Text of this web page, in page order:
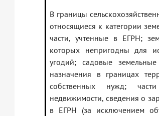
В границы
относящиеся к категории
части, учтенные в ЕГРН;
которых непригодны для
угодий; садовые
назначения в границах
собственных нужд;
недвижимости, сведения о
в ЕГРН (за исключением